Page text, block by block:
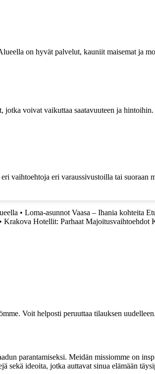
on hyvät palvelut, kauniit maisemat ja
jotka voivat vaikuttaa saatavuuteen ja
vaihtoehtoja eri varaussivustoilla tai
• Loma-asunnot Vaasa – Ihania kohteita
• Krakova Hotellit: Parhaat Majoitusvaihtoehdot
Voit helposti peruuttaa tilauksen uudelleen.
parantamiseksi. Meidän missiomme on
sekä ideoita, jotka auttavat sinua elämään